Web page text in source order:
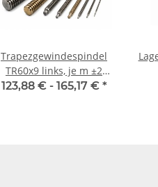
Trapezgewindespindel
TR60x9 links, je m ±2
mm
123,88 € - 165,17 € *